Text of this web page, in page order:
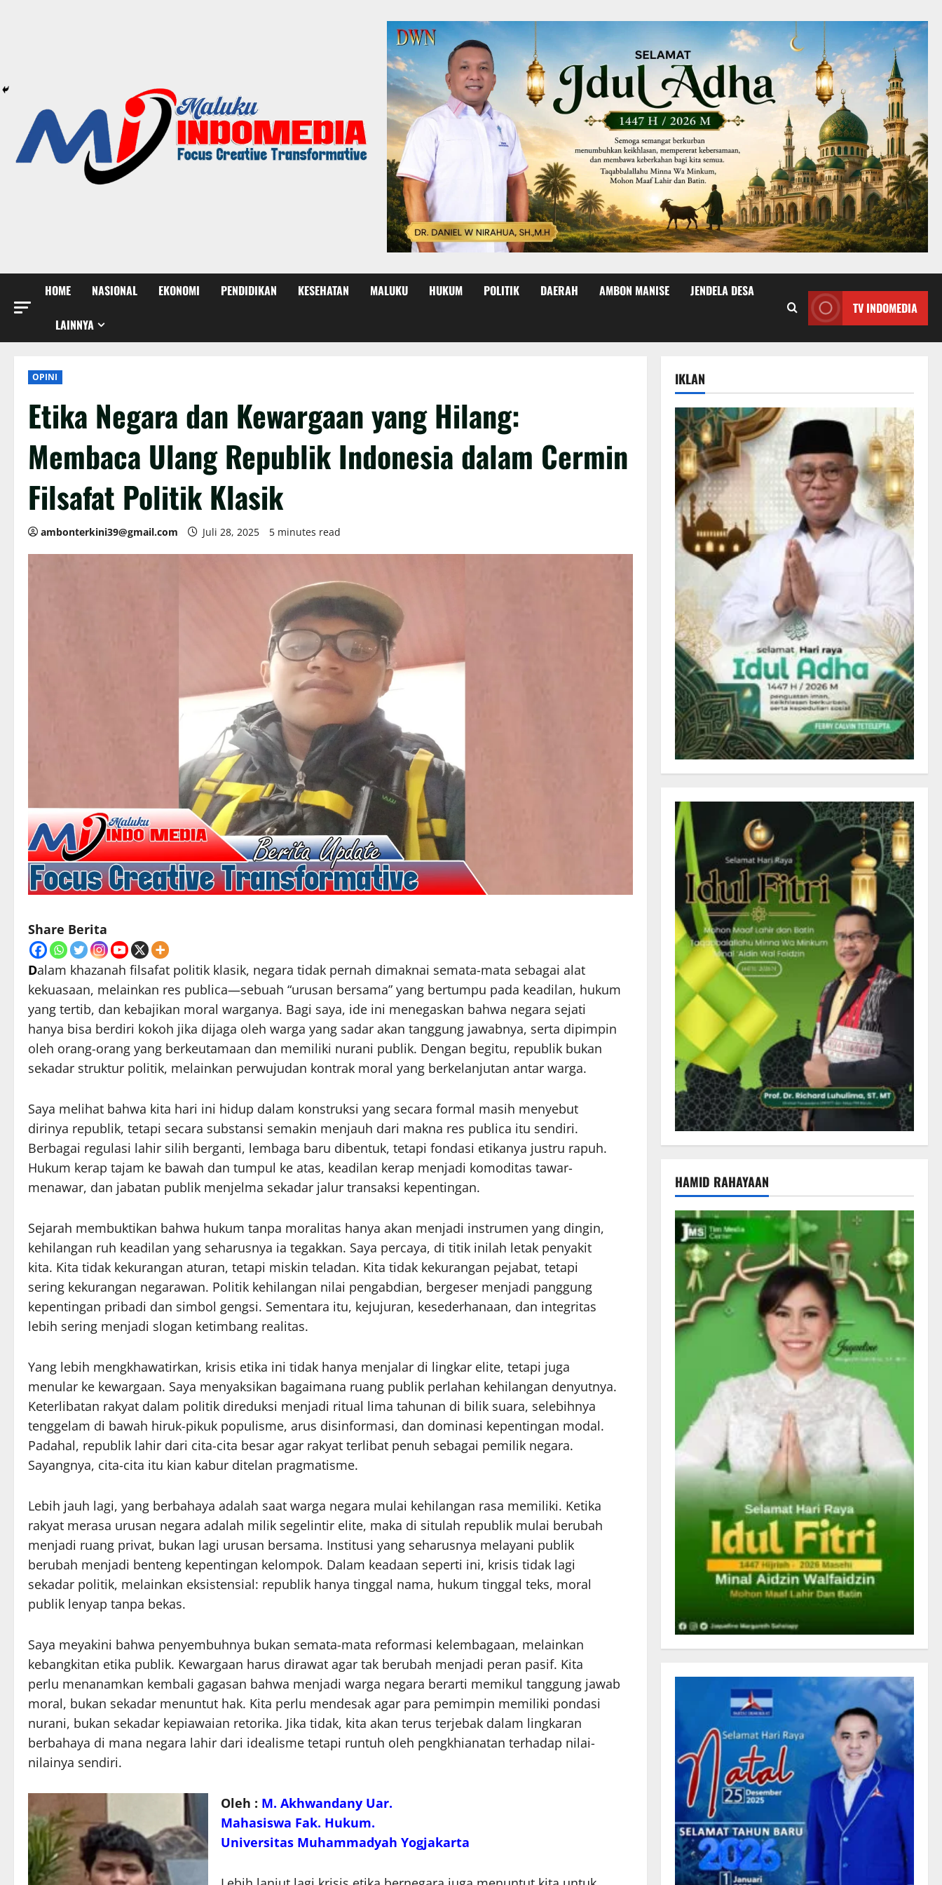
HOME NASIONAL EKONOMI PENDIDIKAN KESEHATAN MALUKU HUKUM POLITIK DAERAH AMBON MANISE JENDELA DESA
LAINNYA
TV INDOMEDIA
OPINI
Etika Negara dan Kewargaan yang Hilang:
Membaca Ulang Republik Indonesia dalam Cermin
Filsafat Politik Klasik
ambonterkini39@gmail.com Juli 28, 2025 5 minutes read
Share Berita
Dalam khazanah filsafat politik klasik, negara tidak pernah dimaknai semata-mata sebagai alat
kekuasaan, melainkan res publica—sebuah “urusan bersama” yang bertumpu pada keadilan, hukum
yang tertib, dan kebajikan moral warganya. Bagi saya, ide ini menegaskan bahwa negara sejati
hanya bisa berdiri kokoh jika dijaga oleh warga yang sadar akan tanggung jawabnya, serta dipimpin
oleh orang-orang yang berkeutamaan dan memiliki nurani publik. Dengan begitu, republik bukan
sekadar struktur politik, melainkan perwujudan kontrak moral yang berkelanjutan antar warga.
Saya melihat bahwa kita hari ini hidup dalam konstruksi yang secara formal masih menyebut
dirinya republik, tetapi secara substansi semakin menjauh dari makna res publica itu sendiri.
Berbagai regulasi lahir silih berganti, lembaga baru dibentuk, tetapi fondasi etikanya justru rapuh.
Hukum kerap tajam ke bawah dan tumpul ke atas, keadilan kerap menjadi komoditas tawar-
menawar, dan jabatan publik menjelma sekadar jalur transaksi kepentingan.
Sejarah membuktikan bahwa hukum tanpa moralitas hanya akan menjadi instrumen yang dingin,
kehilangan ruh keadilan yang seharusnya ia tegakkan. Saya percaya, di titik inilah letak penyakit
kita. Kita tidak kekurangan aturan, tetapi miskin teladan. Kita tidak kekurangan pejabat, tetapi
sering kekurangan negarawan. Politik kehilangan nilai pengabdian, bergeser menjadi panggung
kepentingan pribadi dan simbol gengsi. Sementara itu, kejujuran, kesederhanaan, dan integritas
lebih sering menjadi slogan ketimbang realitas.
Yang lebih mengkhawatirkan, krisis etika ini tidak hanya menjalar di lingkar elite, tetapi juga
menular ke kewargaan. Saya menyaksikan bagaimana ruang publik perlahan kehilangan denyutnya.
Keterlibatan rakyat dalam politik direduksi menjadi ritual lima tahunan di bilik suara, selebihnya
tenggelam di bawah hiruk-pikuk populisme, arus disinformasi, dan dominasi kepentingan modal.
Padahal, republik lahir dari cita-cita besar agar rakyat terlibat penuh sebagai pemilik negara.
Sayangnya, cita-cita itu kian kabur ditelan pragmatisme.
Lebih jauh lagi, yang berbahaya adalah saat warga negara mulai kehilangan rasa memiliki. Ketika
rakyat merasa urusan negara adalah milik segelintir elite, maka di situlah republik mulai berubah
menjadi ruang privat, bukan lagi urusan bersama. Institusi yang seharusnya melayani publik
berubah menjadi benteng kepentingan kelompok. Dalam keadaan seperti ini, krisis tidak lagi
sekadar politik, melainkan eksistensial: republik hanya tinggal nama, hukum tinggal teks, moral
publik lenyap tanpa bekas.
Saya meyakini bahwa penyembuhnya bukan semata-mata reformasi kelembagaan, melainkan
kebangkitan etika publik. Kewargaan harus dirawat agar tak berubah menjadi peran pasif. Kita
perlu menanamkan kembali gagasan bahwa menjadi warga negara berarti memikul tanggung jawab
moral, bukan sekadar menuntut hak. Kita perlu mendesak agar para pemimpin memiliki pondasi
nurani, bukan sekadar kepiawaian retorika. Jika tidak, kita akan terus terjebak dalam lingkaran
berbahaya di mana negara lahir dari idealisme tetapi runtuh oleh pengkhianatan terhadap nilai-
nilainya sendiri.
Oleh : M. Akhwandany Uar.
Mahasiswa Fak. Hukum.
Universitas Muhammadyah Yogjakarta
IKLAN
HAMID RAHAYAAN